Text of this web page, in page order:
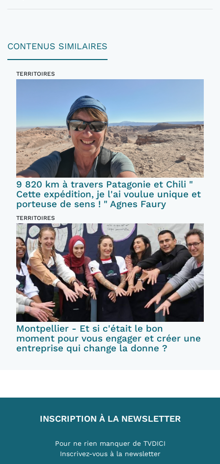
CONTENUS SIMILAIRES
TERRITOIRES
9 820 km à travers Patagonie et Chili "
Cette expédition, je l'ai voulue unique et
porteuse de sens ! " Agnes Faury
TERRITOIRES
Montpellier - Et si c'était le bon
moment pour vous engager et créer une
entreprise qui change la donne ?
INSCRIPTION À LA NEWSLETTER
Pour ne rien manquer de TVDICI
Inscrivez-vous à la newsletter